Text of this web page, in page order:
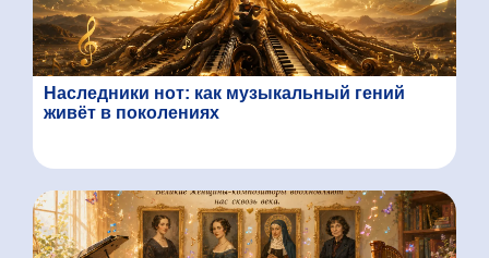
Наследники нот: как музыкальный гений
живёт в поколениях